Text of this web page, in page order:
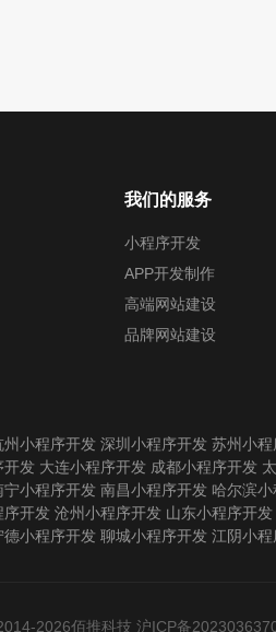
我们的服务
小程序开发
APP开发制作
高端网站建设
品牌网站建设
州小程序开发 深圳小程序开发 苏州小
开发 大连小程序开发 成都小程序开发
宁小程序开发 南昌小程序开发 哈尔滨
序开发 沧州小程序开发 山东小程序开发
德小程序开发 聊城小程序开发 江阴小
2026佰推科技 沪ICP备